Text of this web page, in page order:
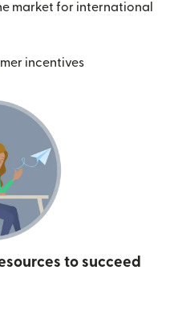
market for international
incentives
to succeed